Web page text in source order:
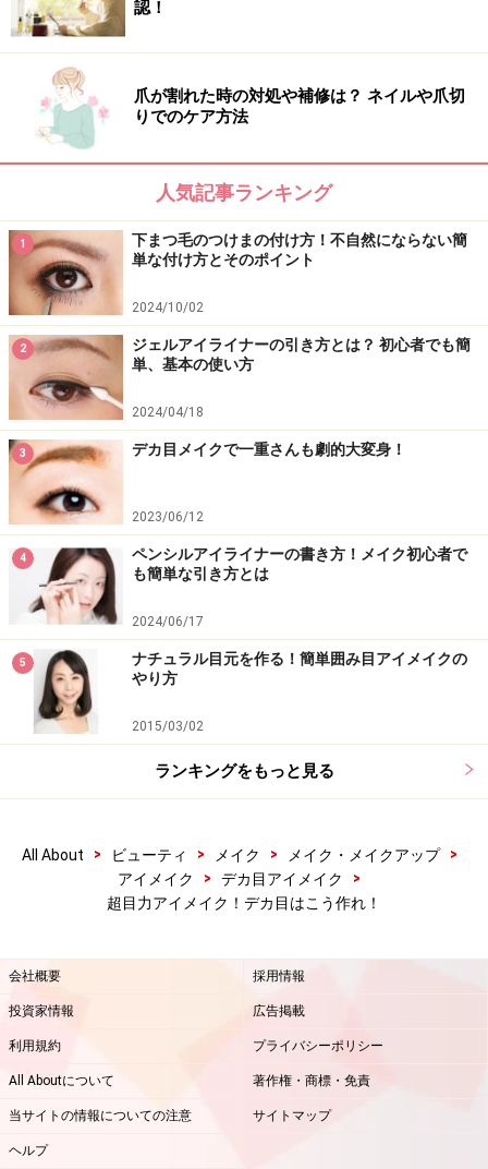
認！
爪が割れた時の対処や補修は？ ネイルや爪切
りでのケア方法
人気記事ランキング
1
下まつ毛のつけまの付け方！不自然にならない簡
単な付け方とそのポイント
2024/10/02
2
ジェルアイライナーの引き方とは？ 初心者でも簡
単、基本の使い方
2024/04/18
3 デカ目メイクで一重さんも劇的大変身！
2023/06/12
4
ペンシルアイライナーの書き方！メイク初心者で
も簡単な引き方とは
2024/06/17
5
ナチュラル目元を作る！簡単囲み目アイメイクの
やり方
2015/03/02
ランキングをもっと見る
All About > ビューティ > メイク > メイク・メイクアップ
>
アイメイク
> デカ目アイメイク
>
超目力アイメイク！デカ目はこう作れ！
会社概要 採用情報
投資家情報 広告掲載
利用規約 プライバシーポリシー
All Aboutについて 著作権・商標・免責
当サイトの情報についての注意 サイトマップ
ヘルプ